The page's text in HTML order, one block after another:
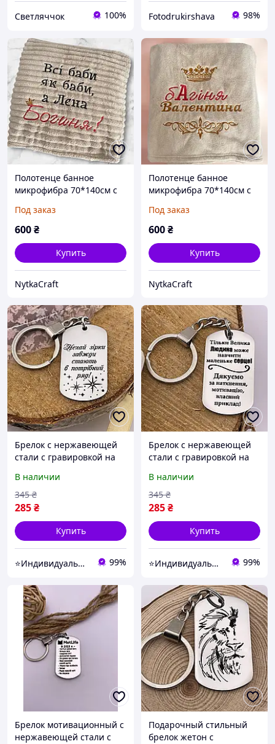
Светляччок 100% Fotodrukirshava 98%
Полотенце банное
микрофибра 70*140см с
бабы, а Лена Богиня»
Под заказ
600₴
Купить
NytkaCraft
Полотенце банное
микрофибра 70*140см с
Валентина (любое имя)»
Под заказ
600₴
Купить
NytkaCraft
Брелок с нержавеющей
стали с гравировкой на
стают в нужный ряд"
(надпись можно
изменить)
В наличии
285₴
345 ₴
Купить
⭐Индивидуальные подарки grav_withlove 99%
Брелок с нержавеющей
стали с гравировкой на
человек может..."
(надпись можно
изменить)
В наличии
285₴
345 ₴
Купить
⭐Индивидуальные подарки grav_withlove 99%
Брелок мотивационный с
нержавеющей стали с
Подарочный стильный
брелок жетон с